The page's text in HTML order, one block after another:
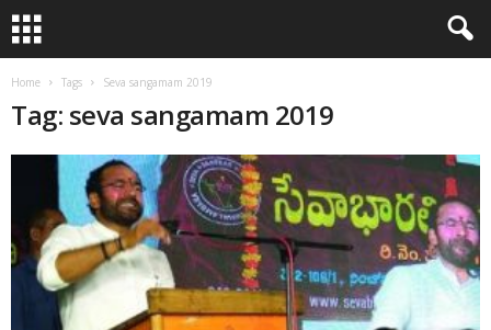
Home Tags Seva sangamam 2019
Tag: seva sangamam 2019